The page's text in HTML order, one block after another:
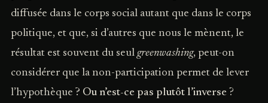
diffusée dans le corps social autant que dans le corps
politique, et que, si d’autres que nous le mènent, le
résultat est souvent du seul greenwashing, peut-on
considérer que la non-participation permet de lever
l’hypothèque ? Ou n’est-ce pas plutôt l’inverse ?